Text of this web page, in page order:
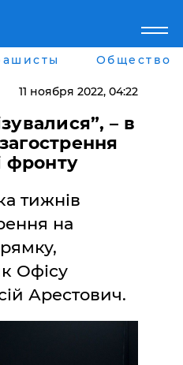
Города
Луганск
Харьков
Днепр
Львов
Общество
11 ноября 2022, 04:22
– в
фронту
тижнів
на
Офісу
Арестович.